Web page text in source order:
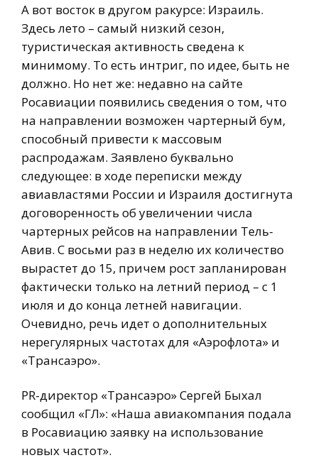
А вот восток в другом ракурсе: Израиль.
Здесь лето – самый низкий сезон,
туристическая активность сведена к
минимому. То есть интриг, по идее, быть не
должно. Но нет же: недавно на сайте
Росавиации появились сведения о том, что
на направлении возможен чартерный бум,
способный привести к массовым
распродажам. Заявлено буквально
следующее: в ходе переписки между
авиавластями России и Израиля достигнута
договоренность об увеличении числа
чартерных рейсов на направлении Тель-
Авив. С восьми раз в неделю их количество
вырастет до 15, причем рост запланирован
фактически только на летний период – с 1
июля и до конца летней навигации.
Очевидно, речь идет о дополнительных
нерегулярных частотах для «Аэрофлота» и
«Трансаэро».
PR-директор «Трансаэро» Сергей Быхал
сообщил «ГЛ»: «Наша авиакомпания подала
в Росавиацию заявку на использование
новых частот».